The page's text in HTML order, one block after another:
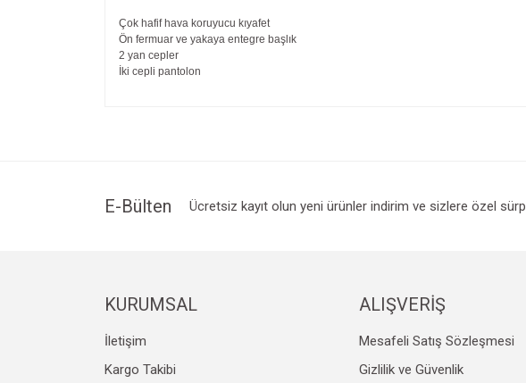
Çok hafif hava koruyucu kıyafet
Ön fermuar ve yakaya entegre başlık
2 yan cepler
İki cepli pantolon
E-Bülten Ücretsiz kayıt olun yeni ürünler indirim ve sizlere özel
KURUMSAL
İletişim
Kargo Takibi
ALIŞVERİŞ
Mesafeli Satış Sözleşmesi
Gizlilik ve Güvenlik